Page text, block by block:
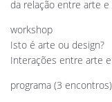
da relação entre arte e
workshop
Isto é arte ou design?
Interações entre arte
programa (3 encontros)